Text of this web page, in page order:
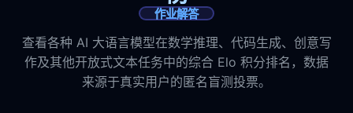
作业解答
查看各种 AI 大语言模型在数学推理、代码生成、创意写
作及其他开放式文本任务中的综合 Elo 积分排名，数据
来源于真实用户的匿名盲测投票。